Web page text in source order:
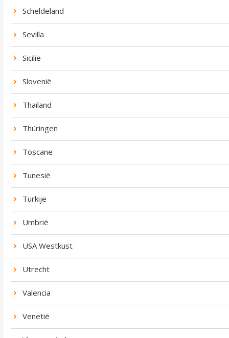
Scheldeland
Sevilla
Sicilië
Slovenië
Thailand
Thüringen
Toscane
Tunesië
Turkije
Umbrië
USA Westkust
Utrecht
Valencia
Venetië